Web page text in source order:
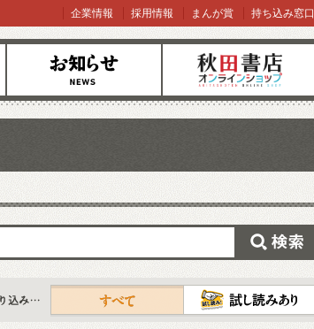
お知らせ オンラインショップ
企業情報 採用情報 まんが賞 持ち込み窓口
すべて